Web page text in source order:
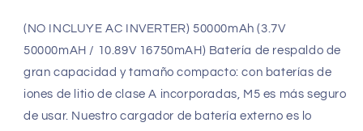
la
de
DC
de
8
la
de
DC
de
8
puertos
(NO INCLUYE AC INVERTER) 50000mAh (3.7V
50000mAH / 10.89V 16750mAH) Batería de respaldo de
gran capacidad y tamaño compacto: con baterías de
iones de litio de clase A incorporadas, M5 es más seguro
de usar. Nuestro cargador de batería externo es lo